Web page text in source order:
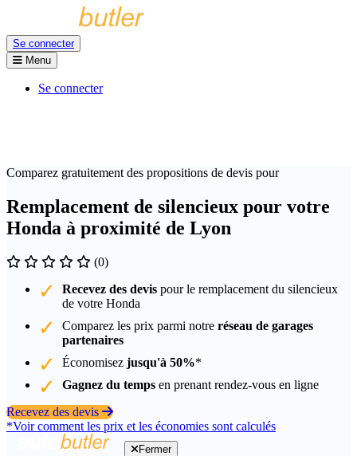
Se connecter
Menu
Se connecter
Comparez gratuitement des propositions de devis pour
Remplacement de silencieux pour votre
Honda à proximité de Lyon
(0)
Recevez des devis pour le remplacement du silencieux
de votre Honda
Comparez les prix parmi notre réseau de garages
partenaires
Économisez jusqu'à 50%*
Gagnez du temps en prenant rendez-vous en ligne
Recevez des devis
*Voir comment les prix et les économies sont calculés
Fermer